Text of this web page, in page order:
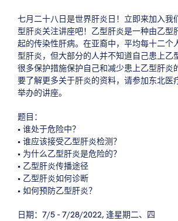
七月二十八日是世界肝炎日！立即来加入我
型肝炎关注讲座吧！乙型肝炎是一种由乙型
起的传染性肝病。在亚裔中，平均每十二个
型肝炎，但大部分的人并不知道自己患上乙
很多保护措施保护自己和减少患上乙型肝炎
要了解更多关于肝炎的资料，请参加东北医
举办的讲座。
题目：
• 谁处于危险中？
• 谁应该接受乙型肝炎检测？
• 为什么乙型肝炎是危险的？
• 乙型肝炎传播途径
• 乙型肝炎如何诊断
• 如何预防乙型肝炎？
日期：7/5 - 7/28/2022, 逢星期二、四